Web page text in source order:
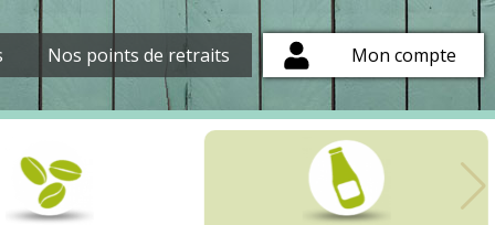
Nos points de retraits Mon compte